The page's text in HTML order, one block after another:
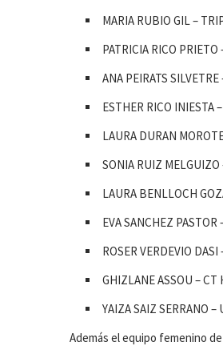
MARIA RUBIO GIL –
PATRICIA RICO PRIETO
ANA PEIRATS SILVETRE
ESTHER RICO INIESTA
LAURA DURAN
SONIA RUIZ MELGUIZO
LAURA BENLLOCH
EVA SANCHEZ PASTOR
ROSER VERDEVIO DASI
GHIZLANE ASSOU – CT
YAIZA SAIZ SERRANO
Además el equipo femenino de